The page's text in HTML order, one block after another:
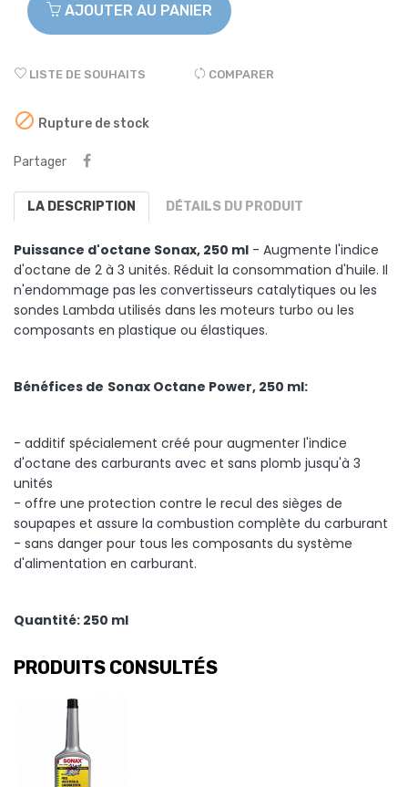
AJOUTER AU PANIER
LISTE DE SOUHAITS COMPARER
 Rupture de stock
Partager
LA DESCRIPTION DÉTAILS DU PRODUIT
Puissance d'octane Sonax, 250 ml - Augmente l'indice
d'octane de 2 à 3 unités. Réduit la consommation d'huile. Il
n'endommage pas les convertisseurs catalytiques ou les
sondes Lambda utilisés dans les moteurs turbo ou les
composants en plastique ou élastiques.
Bénéfices de Sonax Octane Power, 250 ml:
- additif spécialement créé pour augmenter l'indice
d'octane des carburants avec et sans plomb jusqu'à 3
unités
- offre une protection contre le recul des sièges de
soupapes et assure la combustion complète du carburant
- sans danger pour tous les composants du système
d'alimentation en carburant.
Quantité: 250 ml
PRODUITS CONSULTÉS